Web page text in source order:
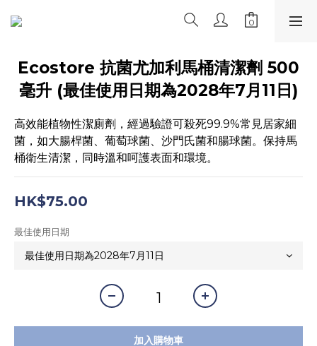
Ecostore 抗菌尤加利馬桶清潔劑 500
毫升 (最佳使用日期為2028年7月11日)
高效能植物性潔廁劑，經過驗證可殺死99.9%常見居家細
菌，如大腸桿菌、葡萄球菌、沙門氏菌和腸球菌。保持馬
桶衛生清潔，同時溫和呵護表面和環境。
HK$75.00
最佳使用日期
加入購物車